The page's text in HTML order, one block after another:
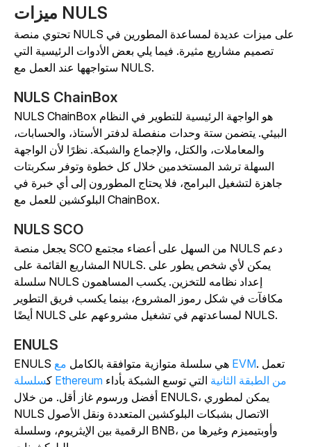
ميزات NULS
تحتوي منصة NULS على ميزات عديدة لمساعدة المطورين في
تصميم مشاريع مثيرة. فيما يلي بعض الأدوات الرئيسية التي
ستواجهها عند العمل مع NULS.
NULS ChainBox
NULS ChainBox هو الواجهة الرئيسية للتطوير في النظام
البيئي. يتضمن ستة وحدات منفصلة لدفتر الأستاذ، والحسابات،
والمعاملات، والكتل، والإجماع والشبكة. نظرًا لأن الواجهة
السهلة ترشد المستخدمين خلال كل خطوة وتوفر سكربتات
جاهزة لتشغيل البرامج، فلا يحتاج المطورون إلى أي خبرة في
البلوكشين للعمل مع ChainBox.
NULS SCO
يجعل منصة SCO من السهل على أعضاء مجتمع NULS دعم
المشاريع القائمة على NULS. يمكن لأي شخص يطور على
سلسلة NULS إعداد نظامه للتخزين. يكسب المساهمون
مكافآت في شكل رموز المشروع، بينما يكسب فريق التطوير
أيضًا NULS لمساعدتهم في تشغيل مشروعهم على NULS.
ENULS
ENULS هي سلسلة متوازية متوافقة بالكاملمع EVM. تعمل
ك
سلسلة Ethereum من الطبقة الثانيةالتي توسع الشبكة بأداء
أفضل ورسوم غاز أقل. من خلال ENULS، يمكن لمطوري
NULS الاتصال بشبكات البلوكشين المتعددة ونقل الأصول
الرقمية بين الإيثريوم، وسلسلة BNB، وأوبتيميزم وغيرها من